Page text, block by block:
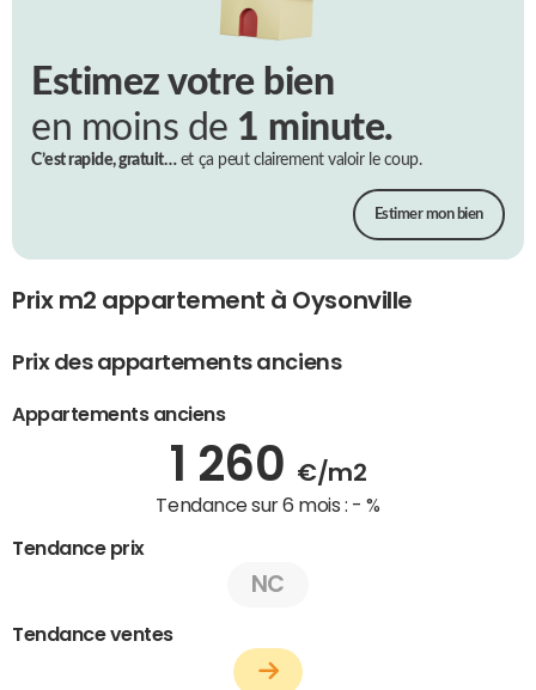
Estimez votre bien
en moins de 1 minute.
C’est rapide, gratuit…et ça peut clairement valoir le coup.
Estimer mon bien
Prix m2 appartement à Oysonville
Prix des appartements anciens
Appartements anciens
1 260 €/m2
Tendance sur 6 mois : - %
Tendance prix
NC
Tendance ventes